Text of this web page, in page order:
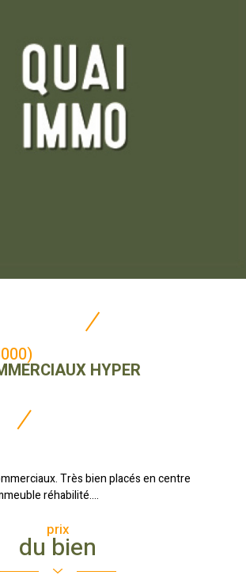
HYPER
Très bien placés en centre
réhabilité....
prix
du bien